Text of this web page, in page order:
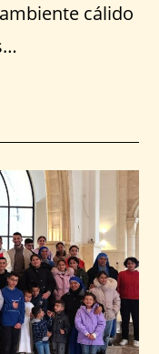
cálido